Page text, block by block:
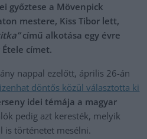
győztese a Mövenpick
mestere, Kiss Tibor lett,
című alkotása egy évre
címet.
nappal ezelőtt, április 26-án
döntős közül választotta ki
idei témája a magyar
pedig azt keresték, melyik
is történetet mesélni.